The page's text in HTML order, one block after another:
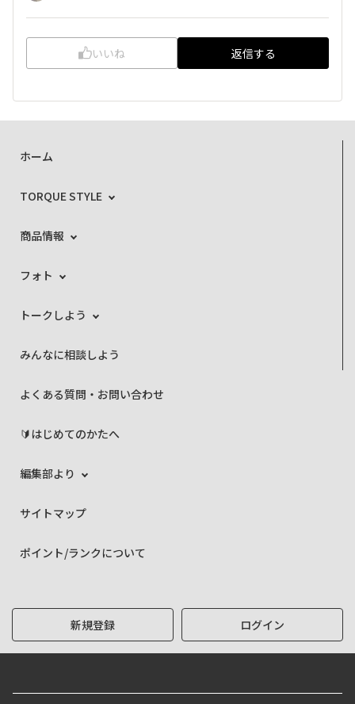
いいね 返信する
ホーム
TORQUE STYLE
商品情報
フォト
トークしよう
みんなに相談しよう
よくある質問・お問い合わせ
🔰はじめてのかたへ
編集部より
サイトマップ
ポイント/ランクについて
新規登録 ログイン